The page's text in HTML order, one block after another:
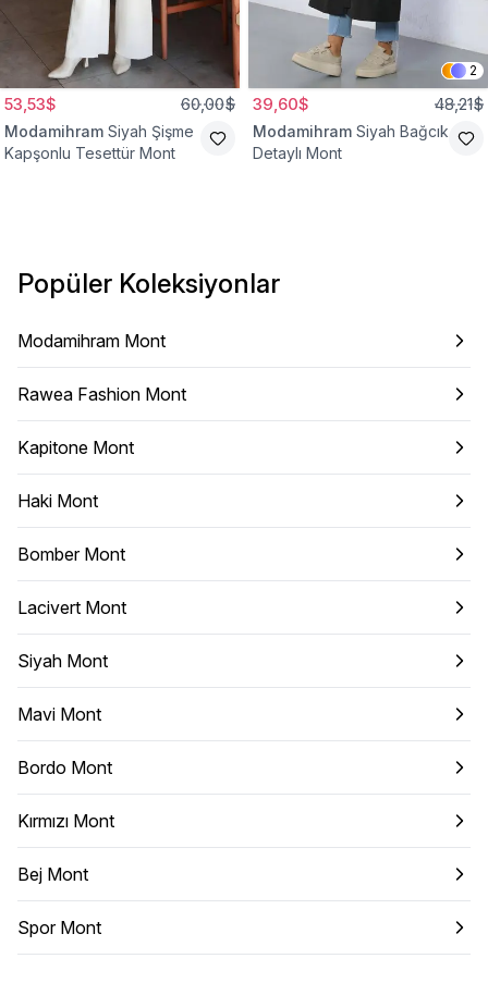
53,53$ 60,00$
Modamihram Siyah Şişme
Kapşonlu Tesettür Mont
2
39,60$ 48,21$
Modamihram Siyah Bağcık
Detaylı Mont
Popüler Koleksiyonlar
Modamihram Mont
Rawea Fashion Mont
Kapitone Mont
Haki Mont
Bomber Mont
Lacivert Mont
Siyah Mont
Mavi Mont
Bordo Mont
Kırmızı Mont
Bej Mont
Spor Mont